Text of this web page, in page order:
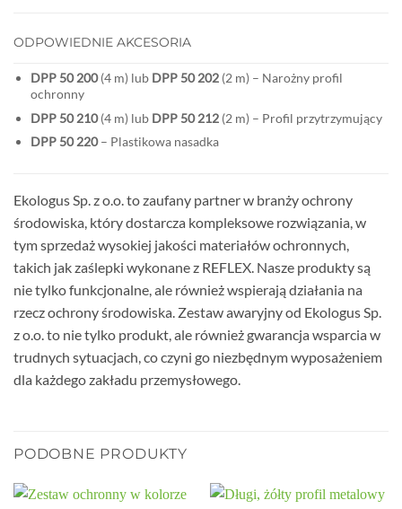
ODPOWIEDNIE AKCESORIA
DPP 50 200(4 m) lub DPP 50 202(2 m) – Narożny profil
ochronny
DPP 50 210(4 m) lub DPP 50 212(2 m) – Profil przytrzymujący
DPP 50 220– Plastikowa nasadka
Ekologus Sp. z o.o. to zaufany partner w branży ochrony
środowiska, który dostarcza kompleksowe rozwiązania, w
tym sprzedaż wysokiej jakości materiałów ochronnych,
takich jak zaślepki wykonane z REFLEX. Nasze produkty są
nie tylko funkcjonalne, ale również wspierają działania na
rzecz ochrony środowiska. Zestaw awaryjny od Ekologus Sp.
z o.o. to nie tylko produkt, ale również gwarancja wsparcia w
trudnych sytuacjach, co czyni go niezbędnym wyposażeniem
dla każdego zakładu przemysłowego.
PODOBNE PRODUKTY